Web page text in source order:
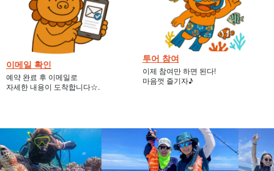
이메일 확인
예약 완료 후 이메일로
자세한 내용이 도착합니다☆.
투어 참여
이제 참여만 하면 된다!
마음껏 즐기자♪